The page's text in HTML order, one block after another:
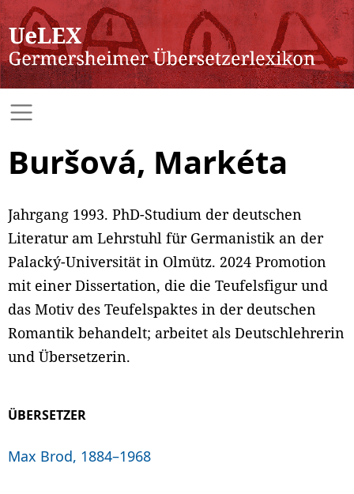
Buršová, Markéta
Jahrgang 1993. PhD-Studium der deutschen
Literatur am Lehrstuhl für Germanistik an der
Palacký-Universität in Olmütz. 2024 Promotion
mit einer Dissertation, die die Teufelsfigur und
das Motiv des Teufelspaktes in der deutschen
Romantik behandelt; arbeitet als Deutschlehrerin
und Übersetzerin.
ÜBERSETZER
Max Brod, 1884–1968